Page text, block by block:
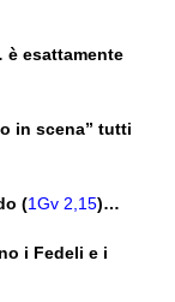
esattamente
in scena” tutti
(1Gv 2,15)…
i Fedeli e i